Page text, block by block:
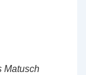
Matusch